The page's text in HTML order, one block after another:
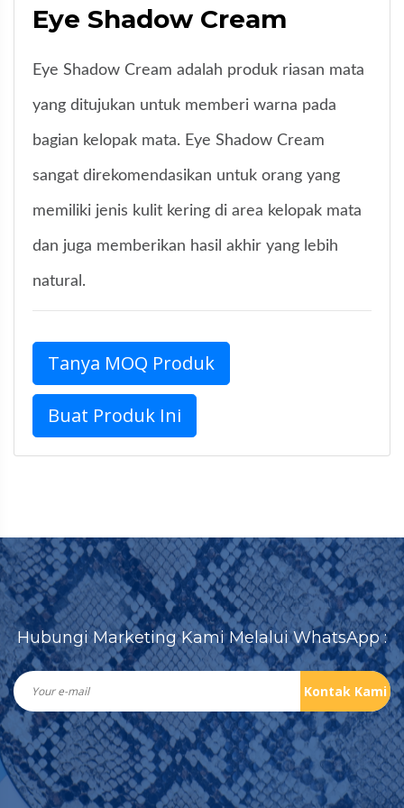
Eye Shadow Cream
Eye Shadow Cream adalah produk riasan mata
yang ditujukan untuk memberi warna pada
bagian kelopak mata. Eye Shadow Cream
sangat direkomendasikan untuk orang yang
memiliki jenis kulit kering di area kelopak mata
dan juga memberikan hasil akhir yang lebih
natural.
Tanya MOQ Produk
Buat Produk Ini
Hubungi Marketing Kami Melalui WhatsApp :
Kontak Kami